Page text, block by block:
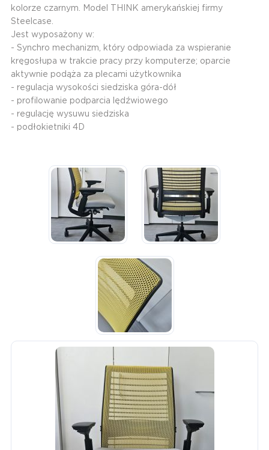
kolorze czarnym. Model THINK amerykańskiej firmy
Steelcase.
Jest wyposażony w:
- Synchro mechanizm, który odpowiada za wspieranie
kręgosłupa w trakcie pracy przy komputerze; oparcie
aktywnie podąża za plecami użytkownika
- regulacja wysokości siedziska góra-dół
- profilowanie podparcia lędźwiowego
- regulację wysuwu siedziska
- podłokietniki 4D